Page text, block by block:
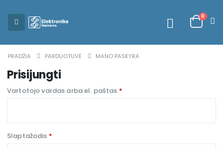
0
PRADŽIA PARDUOTUVĖ MANO PASKYRA
Prisijungti
Vartotojo vardas arba el. paštas *
Slaptažodis *